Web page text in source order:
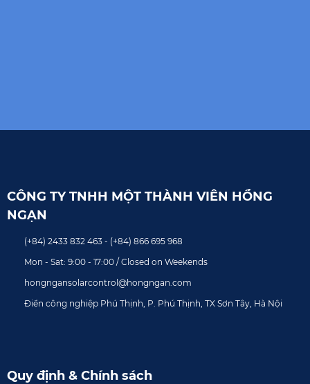
CÔNG TY TNHH MỘT THÀNH VIÊN HỒNG
NGẠN
(+84) 2433 832 463 - (+84) 866 695 968
Mon - Sat: 9:00 - 17:00 / Closed on Weekends
hongngansolarcontrol@hongngan.com
Điển công nghiệp Phú Thịnh, P. Phú Thịnh, TX Sơn Tây, Hà Nội
Quy định & Chính sách